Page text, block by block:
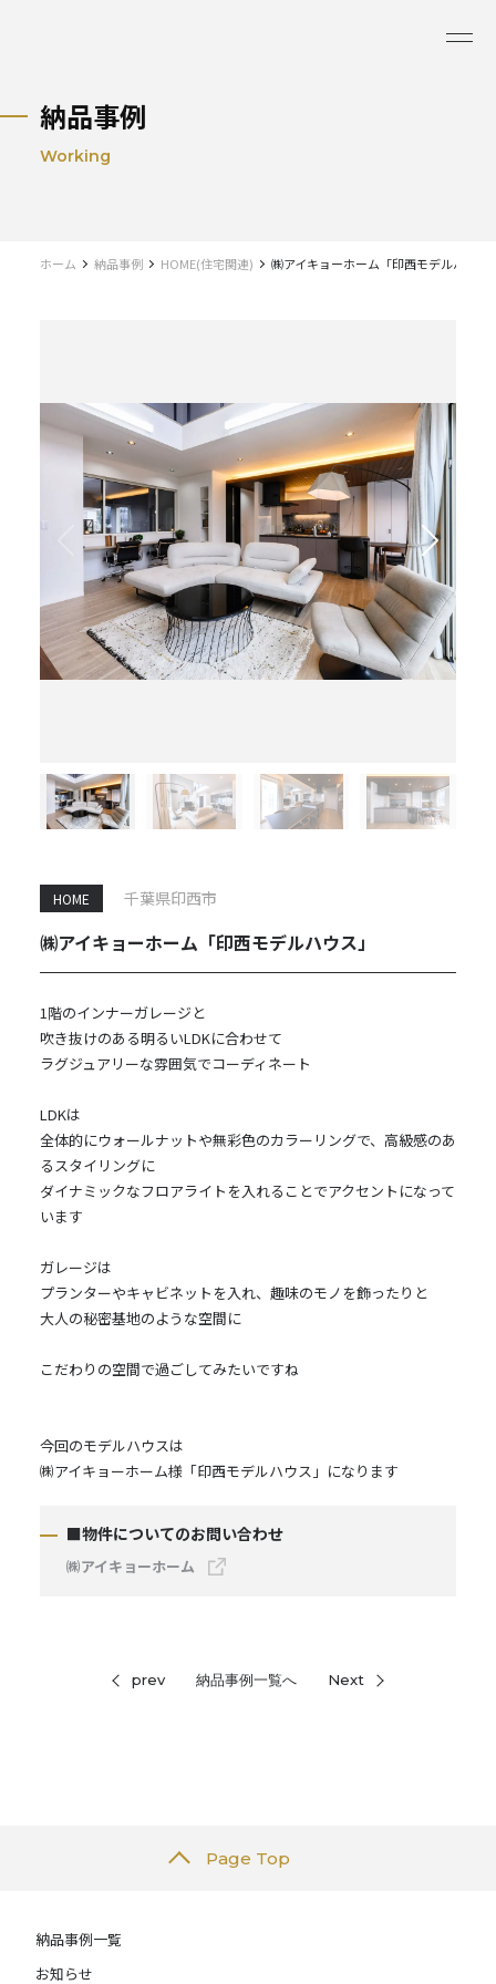
納品事例
Working
ホーム 納品事例 HOME(住宅関連) ㈱アイキョーホーム「印西モデルハウス
㈱アイキョーホーム「印西モデルハウス」
HOME 千葉県印西市
1階のインナーガレージと
吹き抜けのある明るいLDKに合わせて
ラグジュアリーな雰囲気でコーディネート
LDKは
全体的にウォールナットや無彩色のカラーリングで、高級感のあ
るスタイリングに
ダイナミックなフロアライトを入れることでアクセントになって
います
ガレージは
プランターやキャビネットを入れ、趣味のモノを飾ったりと
大人の秘密基地のような空間に
こだわりの空間で過ごしてみたいですね
今回のモデルハウスは
㈱アイキョーホーム様「印西モデルハウス」になります
■物件についてのお問い合わせ
㈱アイキョーホーム
prev 納品事例一覧へ Next
Page Top
納品事例一覧
お知らせ